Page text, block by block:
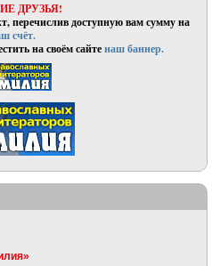
ДРУЗЬЯ!
перечислив доступную вам сумму на
счёт.
на своём сайтенаш баннер.